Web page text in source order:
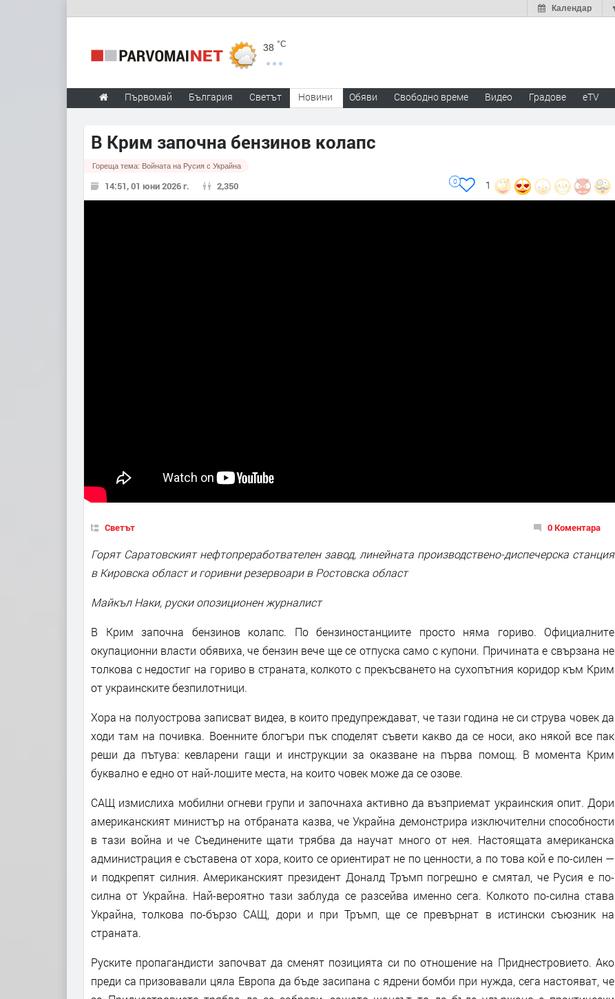
Календар
38 °C
Първомай България Светът Новини Обяви Свободно време Видео Градове eTV
В Крим започна бензинов колапс
Гореща тема: Войната на Русия с Украйна
14:51, 01 юни 2026 г. 2,350 1
0
Светът 0 Коментара
Горят Саратовският нефтопреработвателен завод, линейната производствено-диспечерска станция
в Кировска област и горивни резервоари в Ростовска област
Майкъл Наки, руски опозиционен журналист
В Крим започна бензинов колапс. По бензиностанциите просто няма гориво. Официалните
окупационни власти обявиха, че бензин вече ще се отпуска само с купони. Причината е свързана не
толкова с недостиг на гориво в страната, колкото с прекъсването на сухопътния коридор към Крим
от украинските безпилотници.
Хора на полуострова записват видеа, в които предупреждават, че тази година не си струва човек да
ходи там на почивка. Военните блогъри пък споделят съвети какво да се носи, ако някой все пак
реши да пътува: кевларени гащи и инструкции за оказване на първа помощ. В момента Крим
буквално е едно от най-лошите места, на които човек може да се озове.
САЩ измислиха мобилни огневи групи и започнаха активно да възприемат украинския опит. Дори
американският министър на отбраната казва, че Украйна демонстрира изключителни способности
в тази война и че Съединените щати трябва да научат много от нея. Настоящата американска
администрация е съставена от хора, които се ориентират не по ценности, а по това кой е по-силен —
и подкрепят силния. Американският президент Доналд Тръмп погрешно е смятал, че Русия е по-
силна от Украйна. Най-вероятно тази заблуда се разсейва именно сега. Колкото по-силна става
Украйна, толкова по-бързо САЩ, дори и при Тръмп, ще се превърнат в истински съюзник на
страната.
Руските пропагандисти започват да сменят позицията си по отношение на Приднестровието. Ако
преди са призовавали цяла Европа да бъде засипана с ядрени бомби при нужда, сега настояват, че